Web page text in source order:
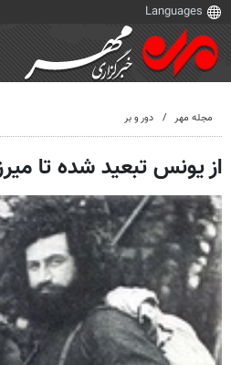
مجله مهر دور و بر
از یونس تبعید شده تا